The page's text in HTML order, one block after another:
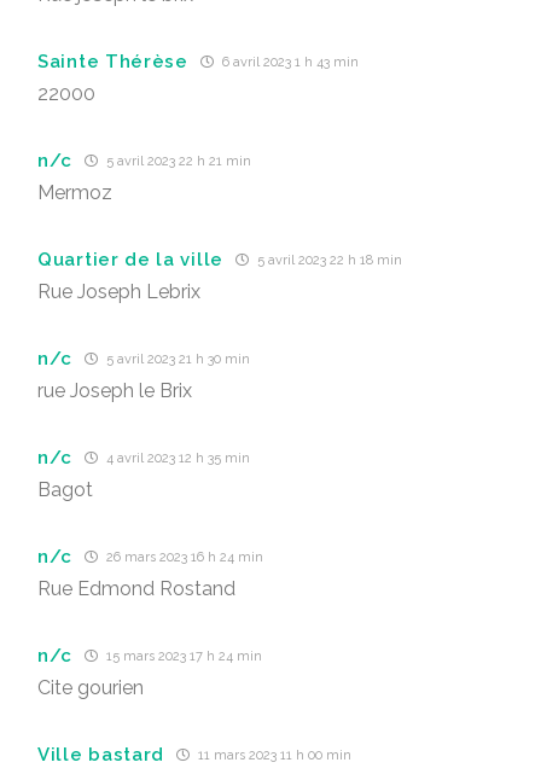
Sainte Thérèse 6 avril 2023 1 h 43 min
22000
n/c 5 avril 2023 22 h 21 min
Mermoz
Quartier de la ville 5 avril 2023 22 h 18 min
Rue Joseph Lebrix
n/c 5 avril 2023 21 h 30 min
rue Joseph le Brix
n/c 4 avril 2023 12 h 35 min
Bagot
n/c 26 mars 2023 16 h 24 min
Rue Edmond Rostand
n/c 15 mars 2023 17 h 24 min
Cite gourien
Ville bastard 11 mars 2023 11 h 00 min